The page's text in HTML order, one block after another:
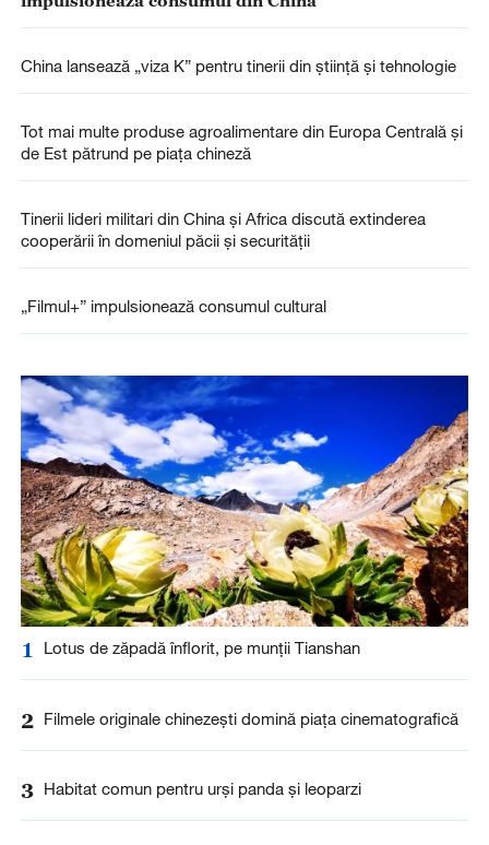
China lansează „viza K” pentru tinerii din știință și tehnologie
Tot mai multe produse agroalimentare din Europa Centrală și
de Est pătrund pe piața chineză
Tinerii lideri militari din China și Africa discută extinderea
cooperării în domeniul păcii și securității
„Filmul+” impulsionează consumul cultural
1 Lotus de zăpadă înflorit, pe munții Tianshan
2 Filmele originale chinezești domină piața cinematografică
3 Habitat comun pentru urși panda și leoparzi